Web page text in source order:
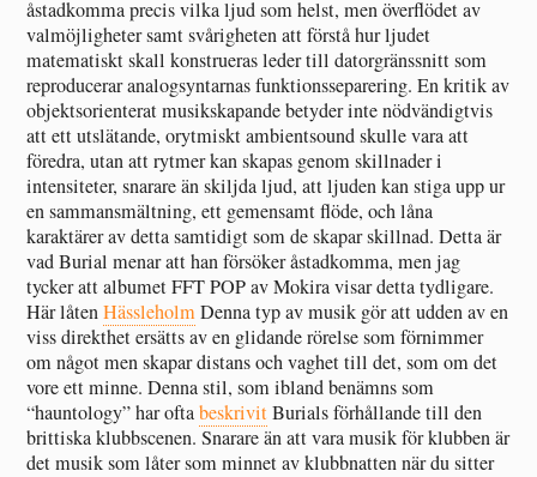
åstadkomma precis vilka ljud som helst, men överflödet av
valmöjligheter samt svårigheten att förstå hur ljudet
matematiskt skall konstrueras leder till datorgränssnitt som
reproducerar analogsyntarnas funktionsseparering. En kritik av
objektsorienterat musikskapande betyder inte nödvändigtvis
att ett utslätande, orytmiskt ambientsound skulle vara att
föredra, utan att rytmer kan skapas genom skillnader i
intensiteter, snarare än skiljda ljud, att ljuden kan stiga upp ur
en sammansmältning, ett gemensamt flöde, och låna
karaktärer av detta samtidigt som de skapar skillnad. Detta är
vad Burial menar att han försöker åstadkomma, men jag
tycker att albumet FFT POP av Mokira visar detta tydligare.
Här låtenHässleholmDenna typ av musik gör att udden av en
viss direkthet ersätts av en glidande rörelse som förnimmer
om något men skapar distans och vaghet till det, som om det
vore ett minne. Denna stil, som ibland benämns som
“hauntology” har oftabeskrivitBurials förhållande till den
brittiska klubbscenen. Snarare än att vara musik för klubben är
det musik som låter som minnet av klubbnatten när du sitter